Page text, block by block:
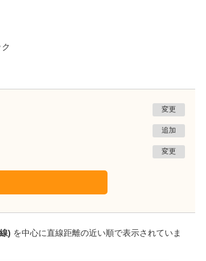
変更
追加
変更
) を中心に直線距離の近い順で表示されていま
静岡県富士市
富士 足・心臓血管クリニック